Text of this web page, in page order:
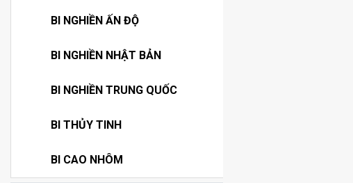
BI NGHIỀN ẤN ĐỘ
BI NGHIỀN NHẬT BẢN
BI NGHIỀN TRUNG QUỐC
BI THỦY TINH
BI CAO NHÔM